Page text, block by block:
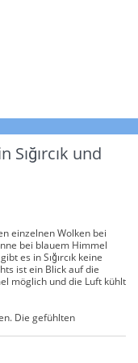
und
einzelnen Wolken bei
bei blauem Himmel
es in Sığırcık keine
ist ein Blick auf die
möglich und die Luft kühlt
Die gefühlten